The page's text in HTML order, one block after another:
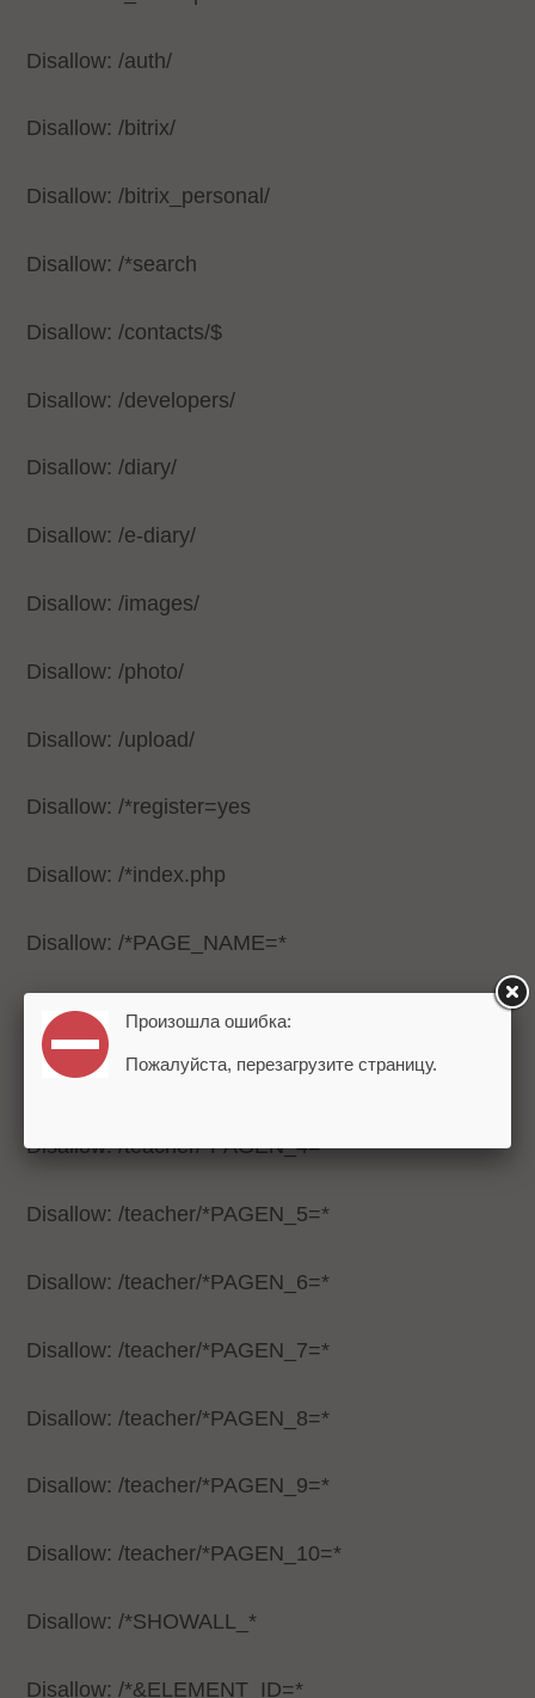
Disallow: /auth/
Disallow: /bitrix/
Disallow: /bitrix_personal/
Disallow: /*search
Disallow: /contacts/$
Disallow: /developers/
Disallow: /diary/
Disallow: /e-diary/
Disallow: /images/
Disallow: /photo/
Disallow: /upload/
Disallow: /*register=yes
Disallow: /*index.php
Disallow: /*PAGE_NAME=*
Disallow: /teacher/*PAGEN_2=*
Disallow: /teacher/*PAGEN_3=*
Disallow: /teacher/*PAGEN_4=*
Disallow: /teacher/*PAGEN_5=*
Disallow: /teacher/*PAGEN_6=*
Disallow: /teacher/*PAGEN_7=*
Disallow: /teacher/*PAGEN_8=*
Disallow: /teacher/*PAGEN_9=*
Disallow: /teacher/*PAGEN_10=*
Disallow: /*SHOWALL_*
Disallow: /*&ELEMENT_ID=*
Произошла ошибка:
Пожалуйста, перезагрузите страницу.